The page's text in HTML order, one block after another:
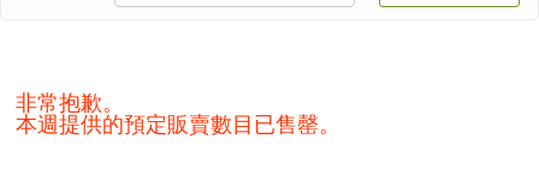
非常抱歉。
本週提供的預定販賣數目已售罄。